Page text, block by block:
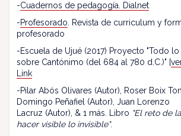
-Cuadernos de pedagogía. Dialnet
-Profesorado . Revista de curriculum y
profesorado
-Escuela de Ujué (2017) Proyecto "Todo
sobre Cantónimo (del 684 al 780 d.C.)" [
Link
-Pilar Abós Olivares (Autor), Roser Boix
Domingo Peñafiel (Autor), Juan Lorenzo
Lacruz (Autor), & 1 más. Libro "El reto de
hacer visible lo invisible".